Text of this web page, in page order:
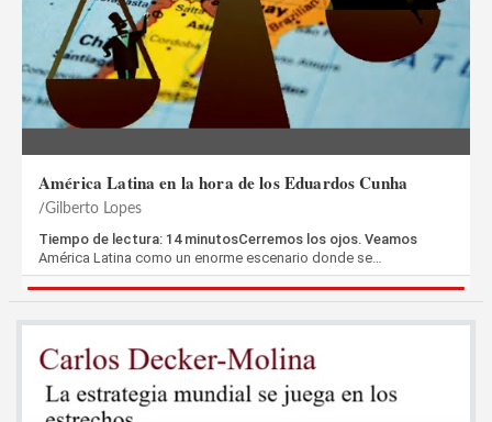
América Latina en la hora de los Eduardos Cunha
Gilberto Lopes
Tiempo de lectura: 14 minutosCerremos los ojos. Veamos
América Latina como un enorme escenario donde se…